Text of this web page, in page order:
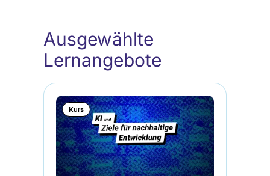
Ausgewählte
Lernangebote
Kurs